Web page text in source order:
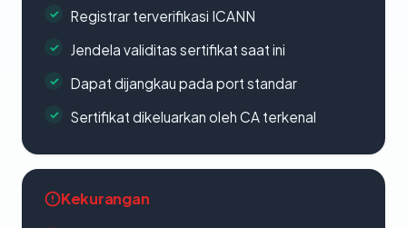
Registrar terverifikasi ICANN
Jendela validitas sertifikat saat ini
Dapat dijangkau pada port standar
Sertifikat dikeluarkan oleh CA terkenal
Kekurangan